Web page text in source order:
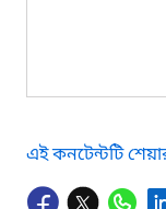
এই কনটেন্টটি